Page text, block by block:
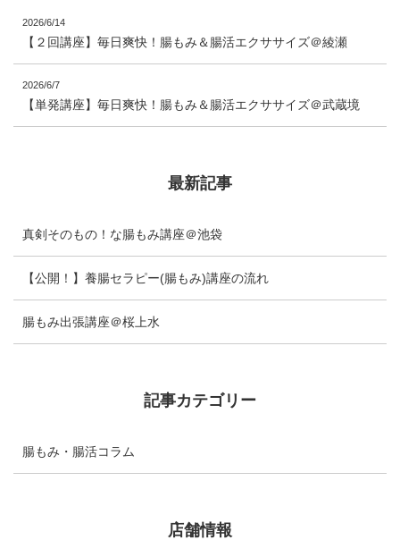
2026/6/14
【２回講座】毎日爽快！腸もみ＆腸活エクササイズ＠綾瀬
2026/6/7
【単発講座】毎日爽快！腸もみ＆腸活エクササイズ＠武蔵境
最新記事
真剣そのもの！な腸もみ講座＠池袋
【公開！】養腸セラピー(腸もみ)講座の流れ
腸もみ出張講座＠桜上水
記事カテゴリー
腸もみ・腸活コラム
店舗情報